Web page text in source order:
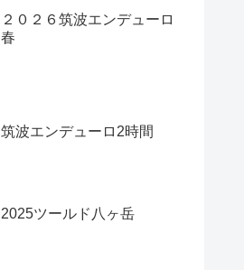
２０２６筑波エンデューロ
春
筑波エンデューロ2時間
2025ツールド八ヶ岳